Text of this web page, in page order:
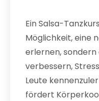
Ein Salsa-
Möglichkeit, eine
erlernen, sondern
verbessern,
Leute
fördert